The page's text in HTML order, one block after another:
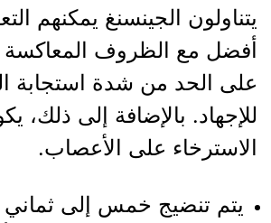
يتناولون الجينسنغ يمكنهم
أفضل مع الظروف المعاكسة
على الحد من شدة استجابة
للإجهاد. بالإضافة إلى ذلك،
الاسترخاء على الأعصاب.
يتم تنضيج خمس إلى ثماني